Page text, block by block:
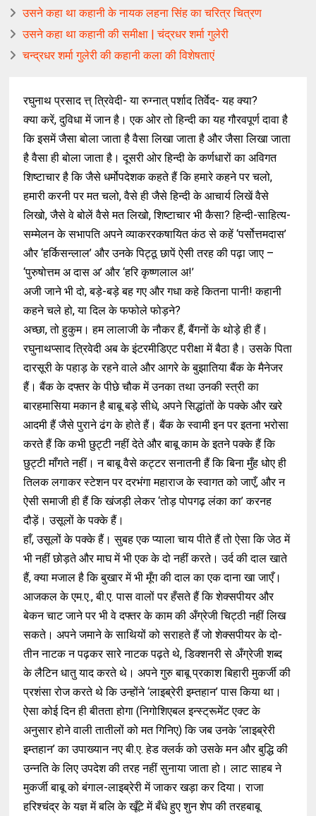
उसने कहा था कहानी के नायक लहना सिंह का चरित्र चित्रण
उसने कहा था कहानी की समीक्षा | चंद्रधर शर्मा गुलेरी
चन्द्रधर शर्मा गुलेरी की कहानी कला की विशेषताएं
रघुनाथ प्रसाद त्त् त्रिवेदी- या रुग्नात् पर्शाद तिर्वेद- यह क्या?
क्या करें, दुविधा में जान है। एक ओर तो हिन्दी का यह गौरवपूर्ण दावा है
कि इसमें जैसा बोला जाता है वैसा लिखा जाता है और जैसा लिखा जाता
है वैसा ही बोला जाता है। दूसरी ओर हिन्दी के कर्णधारों का अविगत
शिष्टाचार है कि जैसे धर्मोपदेशक कहते हैं कि हमारे कहने पर चलो,
हमारी करनी पर मत चलो, वैसे ही जैसे हिन्दी के आचार्य लिखें वैसे
लिखो, जैसे वे बोलें वैसे मत लिखो, शिष्टाचार भी कैसा? हिन्दी-साहित्य-
सम्मेलन के सभापति अपने व्याकररकषायित कंठ से कहें ‘पर्सोत्तमदास’
और ‘हर्किसन्लाल’ और उनके पिट्ठू छापें ऐसी तरह की पढ़ा जाए –
‘पुरुषोत्तम अ दास अ’ और ‘हरि कृष्णलाल अ!’
अजी जाने भी दो, बड़े-बड़े बह गए और गधा कहे कितना पानी! कहानी
कहने चले हो, या दिल के फफोले फोड़ने?
अच्छा, तो हुकुम। हम लालाजी के नौकर हैं, बैंगनों के थोड़े ही हैं।
रघुनाथप्साद त्रिवेदी अब के इंटरमीडिएट परीक्षा में बैठा है। उसके पिता
दारसूरी के पहाड़ के रहने वाले और आगरे के बुझातिया बैंक के मैनेजर
हैं। बैंक के दफ्तर के पीछे चौक में उनका तथा उनकी स्त्री का
बारहमासिया मकान है बाबू बड़े सीधे, अपने सिद्धांतों के पक्के और खरे
आदमी हैं जैसे पुराने ढंग के होते हैं। बैंक के स्वामी इन पर इतना भरोसा
करते हैं कि कभी छुट्टी नहीं देते और बाबू काम के इतने पक्के हैं कि
छुट्टी माँगते नहीं। न बाबू वैसे कट्टर सनातनी हैं कि बिना मुँह धोए ही
तिलक लगाकर स्टेशन पर दरभंगा महाराज के स्वागत को जाएँ, और न
ऐसी समाजी ही हैं कि खंजड़ी लेकर ‘तोड़ पोपगढ़ लंका का’ करनह
दौड़ें। उसूलों के पक्के हैं।
हाँ, उसूलों के पक्के हैं। सुबह एक प्याला चाय पीते हैं तो ऐसा कि जेठ में
भी नहीं छोड़ते और माघ में भी एक के दो नहीं करते। उर्द की दाल खाते
हैं, क्या मजाल है कि बुखार में भी मूँग की दाल का एक दाना खा जाएँ।
आजकल के एम.ए., बी.ए. पास वालों पर हँसते हैं कि शेक्सपीयर और
बेकन चाट जाने पर भी वे दफ्तर के काम की अँग्रेजी चिट्ठी नहीं लिख
सकते। अपने जमाने के साथियों को सराहते हैं जो शेक्सपीयर के दो-
तीन नाटक न पढ़कर सारे नाटक पढ़ते थे, डिक्शनरी से अँग्रेजी शब्द
के लैटिन धातु याद करते थे। अपने गुरु बाबू प्रकाश बिहारी मुकर्जी की
प्रशंसा रोज करते थे कि उन्होंने ‘लाइब्रेरी इम्तहान’ पास किया था।
ऐसा कोई दिन ही बीतता होगा (निगोशिएबल इन्स्ट्रूमेंट एक्ट के
अनुसार होने वाली तातीलों को मत गिनिए) कि जब उनके ‘लाइब्रेरी
इम्तहान’ का उपाख्यान नए बी.ए. हेड क्लर्क को उसके मन और बुद्धि की
उन्नति के लिए उपदेश की तरह नहीं सुनाया जाता हो। लाट साहब ने
मुकर्जी बाबू को बंगाल-लाइब्रेरी में जाकर खड़ा कर दिया। राजा
हरिश्चंद्र के यज्ञ में बलि के खूँटे में बँधे हुए शुन शेप की तरहबाबू